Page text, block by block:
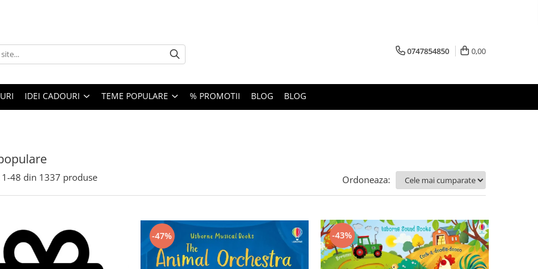
0747854850 0,00
IDEI CADOURI TEME POPULARE % PROMOTII BLOG BLOG
1-48 din 1337 produse Ordoneaza:
-47% -43%